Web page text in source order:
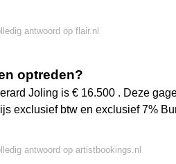
antwoord op flair.nl
optreden?
Joling is € 16.500 . Deze
exclusief btw en exclusief 7%
antwoord op artistbookings.nl